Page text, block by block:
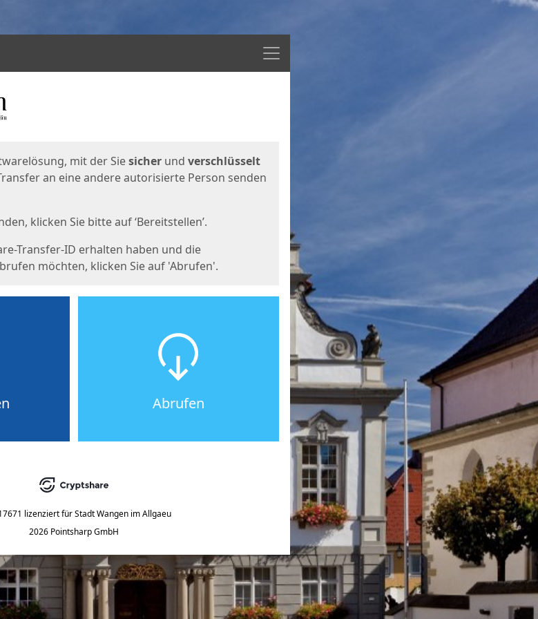
Menü
mit der Siesicher und verschlüsselt
an eine andere autorisierte Person senden
klicken Sie bitte auf ‘Bereitstellen’.
Transfer-ID erhalten haben und die
möchten, klicken Sie auf 'Abrufen'.
Abrufen
lizenziert für Stadt Wangen im Allgaeu
2026 Pointsharp GmbH